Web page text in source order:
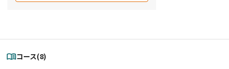
コース(8)